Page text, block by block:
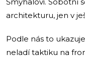
architekturu, jen v
Podle nás to
neladí taktiku na